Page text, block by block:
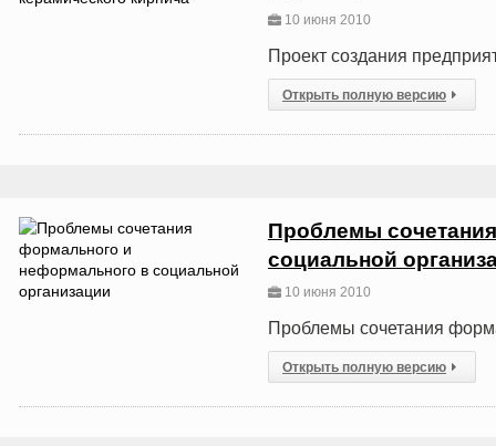
10 июня 2010
Проект создания
Открыть полную версию
Проблемы
социальной
10 июня 2010
Проблемы сочетания
Открыть полную версию